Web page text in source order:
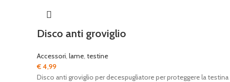
Disco anti groviglio
Accessori, lame, testine
€4,99
Disco anti groviglio per decespugliatore per proteggere la